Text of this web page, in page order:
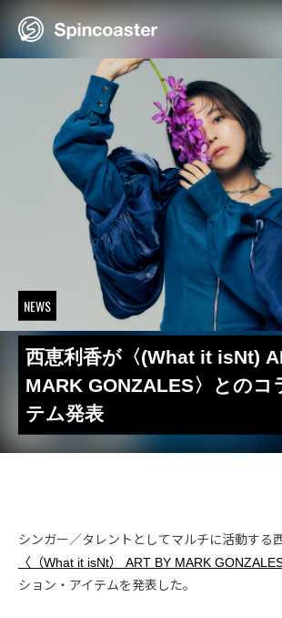
NEWS
西恵利香が〈(What it isNt)
MARK GONZALES〉とのコ
テム発表
シンガー／タレントとしてマルチに活動する
〈（What it isNt） ART BY MARK GONZALES
ション・アイテムを発表した。